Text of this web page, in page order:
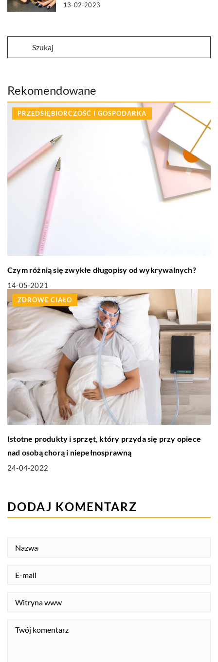
13-02-2023
Rekomendowane
PRZEDSIĘBIORCZOŚĆ I GOSPODARKA
Czym różnią się zwykłe długopisy od wykrywalnych?
14-05-2021
ZDROWE CIAŁO
Istotne produkty i sprzęt, który przyda się przy opiece
nad osobą chorą i niepełnosprawną
24-04-2022
DODAJ KOMENTARZ